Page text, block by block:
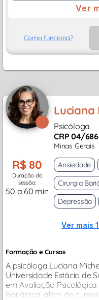
Ver
Como funciona?
Luciana
Psicóloga
CRP 04/
Minas Gerais
R$ 80
Duração da
sessão:
50 a 60 min
Ansiedade
Cirurgia
Depressão
Ver mais
Formação e Cursos
A psicóloga Luciana
Universidade Estácio de
em Avaliação
Bariátrica, além de